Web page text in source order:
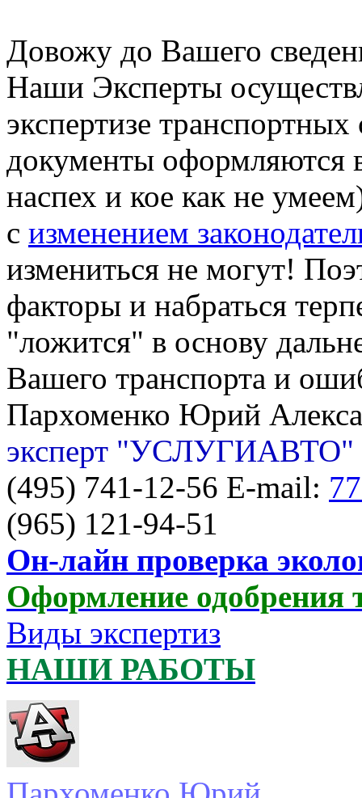
Довожу до Вашего
Наши Эксперты
экспертизе транспортных
документы оформляются
наспех и кое как не
с изменением
измениться не могут!
факторы и набраться
"ложится" в основу
Вашего транспорта и
Пархоменко Юрий
эксперт "УСЛУГИАВТО"
(495) 741-12-56 E-mail:
(965) 121-94-51
Он-лайн проверка
Оформление
Виды экспертиз
НАШИ РАБОТЫ